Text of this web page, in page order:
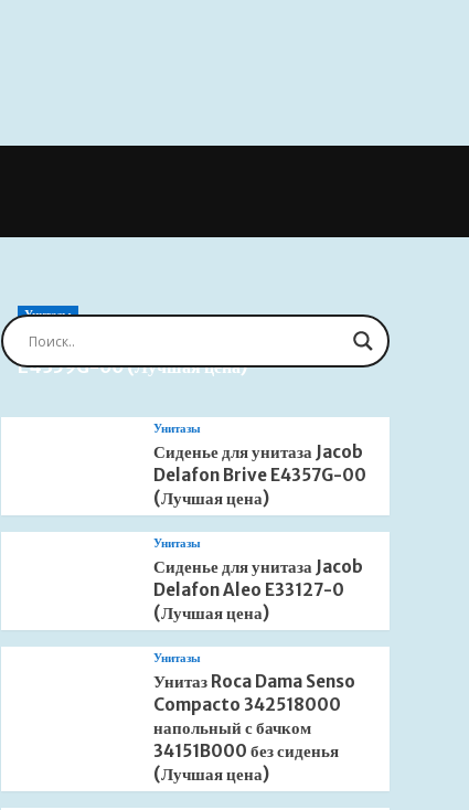
Унитазы
Сиденье для унитаза Jacob Delafon Brive
E4359G-00 (Лучшая цена)
Унитазы
Сиденье для унитаза Jacob
Delafon Brive E4357G-00
(Лучшая цена)
Унитазы
Сиденье для унитаза Jacob
Delafon Aleo E33127-0
(Лучшая цена)
Унитазы
Унитаз Roca Dama Senso
Compacto 342518000
напольный с бачком
34151B000 без сиденья
(Лучшая цена)